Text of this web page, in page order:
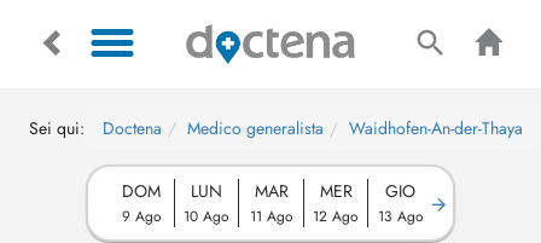
Sei qui: Doctena Medico generalista Waidhofen-An-der-Thaya
DOM
9 Ago
LUN
10 Ago
MAR
11 Ago
MER
12 Ago
GIO
13 Ago